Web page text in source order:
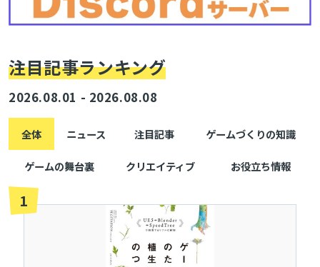
注目記事ランキング
2026.08.01 - 2026.08.08
全体 ニュース 注目記事 ゲームづくりの知識
ゲームの舞台裏 クリエイティブ お役立ち情報
1